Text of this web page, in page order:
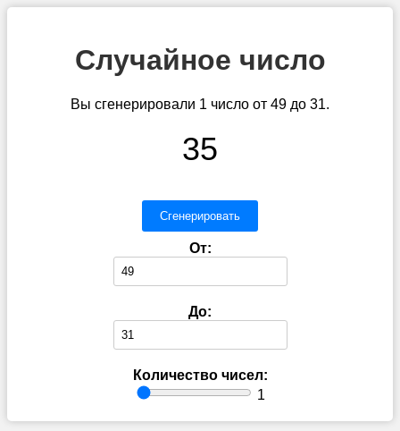
Случайное число
Вы сгенерировали 1 число от 49 до 31.
35
Сгенерировать
От:
До:
Количество чисел:
1